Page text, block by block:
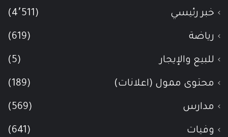
خبر رئيسي (4٬511)
رياضة (619)
للبيع والإيجار (5)
محتوى ممول (اعلانات) (189)
مدارس (569)
وفيات (641)